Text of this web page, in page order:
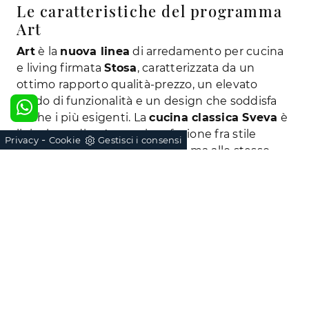
Le caratteristiche del programma
Art
Artè la nuova linea di arredamento per cucina
e living firmataStosa, caratterizzata da un
ottimo rapporto qualità-prezzo, un elevato
grado di funzionalità e un design che soddisfa
anche i più esigenti. Lacucina classica Sveva è
il risultato di un’armoniosa fusione fra stile
tradizionale e gusto moderno, ma allo stesso
Privacy- Cookie Gestisci i consensi